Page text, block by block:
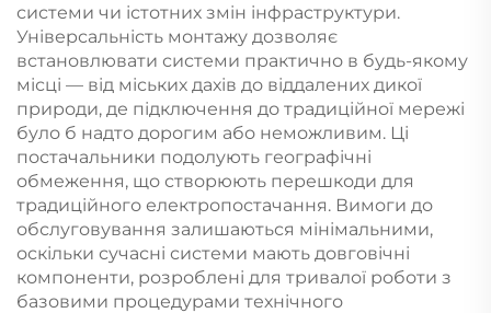
системи чи істотних змін інфраструктури.
Універсальність монтажу дозволяє
встановлювати системи практично в будь-якому
місці — від міських дахів до віддалених дикої
природи, де підключення до традиційної мережі
було б надто дорогим або неможливим. Ці
постачальники подолують географічні
обмеження, що створюють перешкоди для
традиційного електропостачання. Вимоги до
обслуговування залишаються мінімальними,
оскільки сучасні системи мають довговічні
компоненти, розроблені для тривалої роботи з
базовими процедурами технічного